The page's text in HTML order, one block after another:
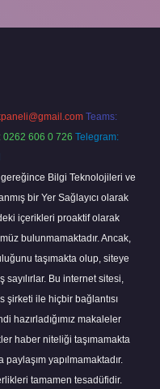
Teams:
0262 606 0 726 Telegram:
Bilgi Teknolojileri ve
bir Yer Sağlayıcı olarak
içerikleri proaktif olarak
bulunmamaktadır. Ancak,
taşımakta olup, siteye
Bu internet sitesi,
şirketi ile hiçbir bağlantısı
hazırladığımız makaleler
haber niteliği taşımamakta
yapılmamaktadır.
tamamen tesadüfidir.